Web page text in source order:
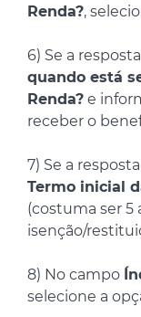
Renda?,
6) Se a
quando está
Renda? e
receber o
7) Se a
Termo inicial
(costuma ser 5
isenção/
8) No campo
selecione a